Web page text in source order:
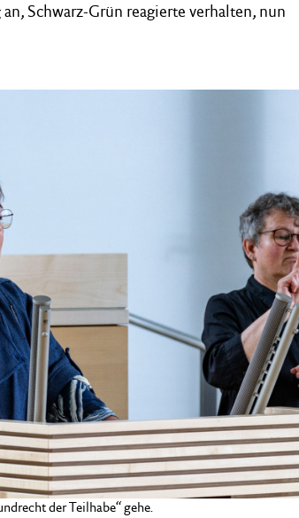
Schwarz-Grün reagierte verhalten, nun
der Teilhabe“ gehe.